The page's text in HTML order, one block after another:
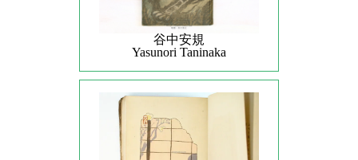
谷中安規
Yasunori Taninaka